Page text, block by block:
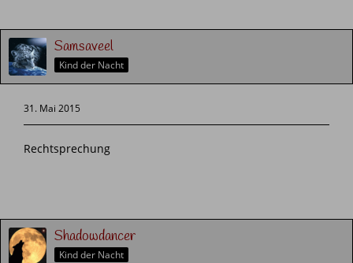
Samsaveel
Kind der Nacht
31. Mai 2015
Rechtsprechung
Shadowdancer
Kind der Nacht